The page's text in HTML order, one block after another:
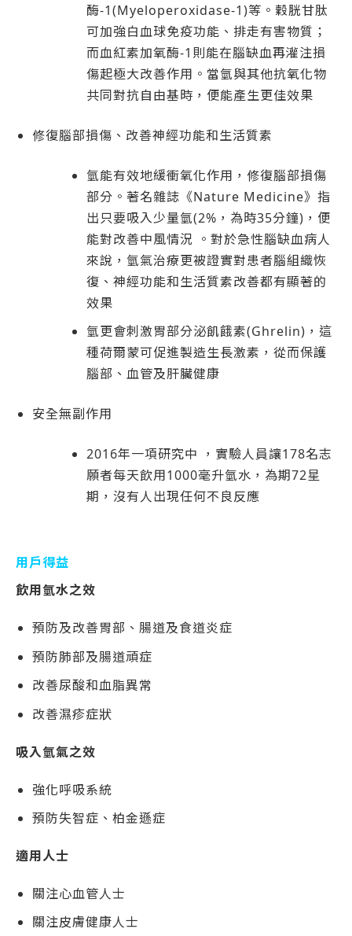
酶-1(Myeloperoxidase-1)等。穀胱甘肽
可加強白血球免疫功能、排走有害物質；
而血紅素加氧酶-1則能在腦缺血再灌注損
傷起極大改善作用。當氫與其他抗氧化物
共同對抗自由基時，便能產生更佳效果
修復腦部損傷、改善神經功能和生活質素
氫能有效地緩衝氧化作用，修復腦部損傷
部分。著名雜誌《Nature Medicine》指
出只要吸入少量氫(2%，為時35分鐘)，便
能對改善中風情況 。對於急性腦缺血病人
來說，氫氣治療更被證實對患者腦組織恢
復、神經功能和生活質素改善都有顯著的
效果
氫更會刺激胃部分泌飢餓素(Ghrelin)，這
種荷爾蒙可促進製造生長激素，從而保護
腦部、血管及肝臟健康
安全無副作用
2016年一項研究中 ，實驗人員讓178名志
願者每天飲用1000毫升氫水，為期72星
期，沒有人出現任何不良反應
用戶得益
飲用氫水之效
預防及改善胃部、腸道及食道炎症
預防肺部及腸道頑症
改善尿酸和血脂異常
改善濕疹症狀
吸入氫氣之效
強化呼吸系統
預防失智症、柏金遜症
適用人士
關注心血管人士
關注皮膚健康人士